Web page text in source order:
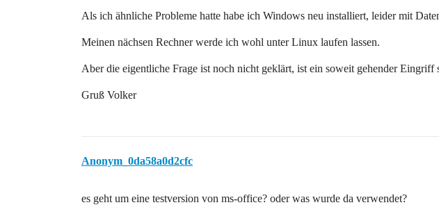
Als ich ähnliche Probleme hatte habe ich Windows neu installiert, leider mit
Meinen nächsen Rechner werde ich wohl unter Linux laufen lassen.
Aber die eigentliche Frage ist noch nicht geklärt, ist ein soweit gehender Eingriff
Gruß Volker
Anonym_0da58a0d2cfc
es geht um eine testversion von ms-office? oder was wurde da verwendet?